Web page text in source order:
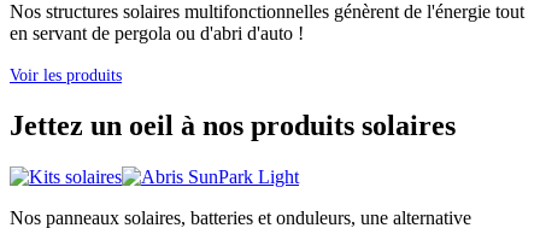
Nos structures solaires multifonctionnelles génèrent de l'énergie tout
en servant de pergola ou d'abri d'auto !
Voir les produits
Jettez un oeil à nos produits solaires
Nos panneaux solaires, batteries et onduleurs, une alternative